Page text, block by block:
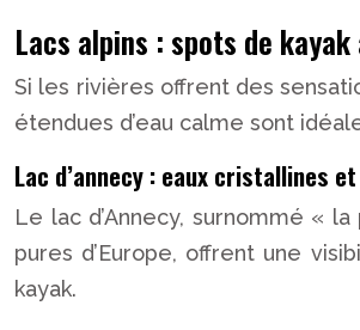
Lacs alpins : spots de
Si les rivières offrent des
étendues d’eau calme sont
Lac d’annecy : eaux cristallines
Le lac d’Annecy, surnommé «
pures d’Europe, offrent une
kayak.